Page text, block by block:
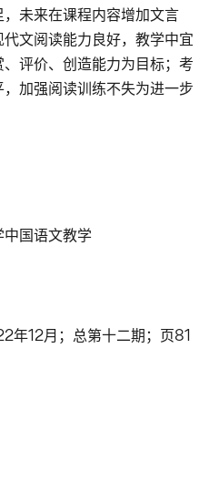
未来在课程内容增加文言
文阅读能力良好，教学中宜
评价、创造能力为目标；考
加强阅读训练不失为进一步
国语文教学
年12月；总第十二期；页81